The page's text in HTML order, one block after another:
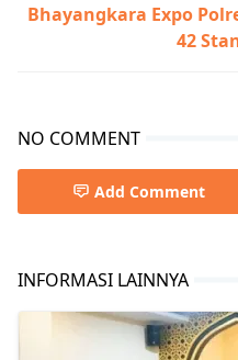
Bhayangkara Expo
42
NO COMMENT
Add Comment
INFORMASI LAINNYA